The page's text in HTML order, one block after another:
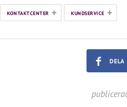
KONTAKTCENTER + KUNDSERVICE +
DELA